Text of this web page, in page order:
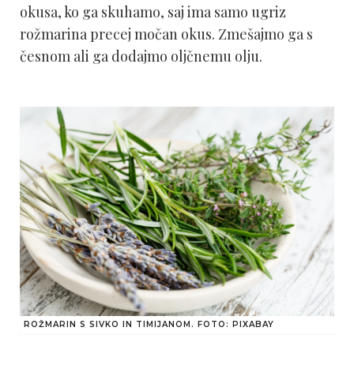
okusa, ko ga skuhamo, saj ima samo ugriz
rožmarina precej močan okus. Zmešajmo ga s
česnom ali ga dodajmo oljčnemu olju.
ROŽMARIN S SIVKO IN TIMIJANOM. FOTO: PIXABAY